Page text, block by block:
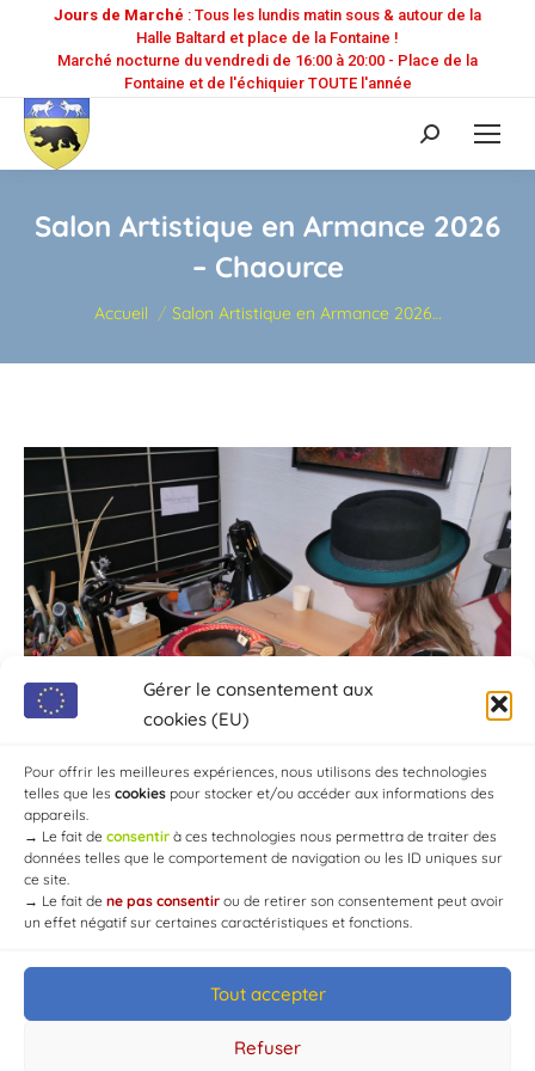
Gérer le consentement aux
cookies (EU)
Pour offrir les meilleures expériences, nous utilisons des technologies
telles que les cookies pour stocker et/ou accéder aux informations des
appareils.
→ Le fait de consentir à ces technologies nous permettra de traiter des
données telles que le comportement de navigation ou les ID uniques sur
ce site.
→ Le fait de ne pas consentir ou de retirer son consentement peut avoir
un effet négatif sur certaines caractéristiques et fonctions.
Tout accepter
Refuser
Jours de Marché : Tous les lundis matin sous & autour de la
Halle Baltard et place de la Fontaine !
Marché nocturne du vendredi de 16:00 à 20:00 - Place de la
Fontaine et de l'échiquier TOUTE l'année
Recherche
:
Salon Artistique en Armance 2026
– Chaource
Vous êtes ici :
Accueil Salon Artistique en Armance 2026…
© Mairie de Chaource [2004-2024] | Tous droits réservés.
Developed byWEB3-DESIGN